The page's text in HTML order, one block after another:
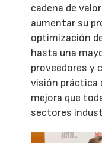
cadena de
aumentar su
optimización
hasta una
proveedores y
visión práctica
mejora que
sectores